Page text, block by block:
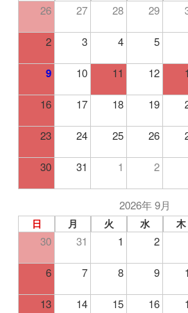
26 27 28 29
2 3 4 5
9 10 11 12
16 17 18 19
23 24 25 26
30 31 1 2
2026年 9月
日 月 火 水 木
30 31 1 2
6 7 8 9
13 14 15 16